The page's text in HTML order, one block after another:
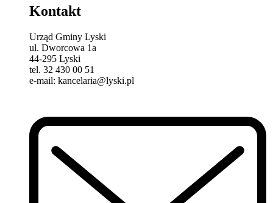
Kontakt
Urząd Gminy Lyski
ul. Dworcowa 1a
44-295 Lyski
tel. 32 430 00 51
e-mail: kancelaria@lyski.pl